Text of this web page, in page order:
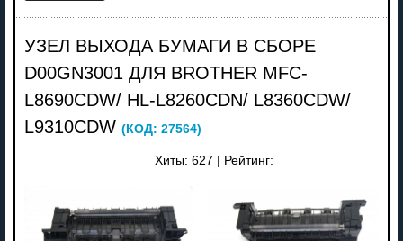
УЗЕЛ ВЫХОДА БУМАГИ В СБОРЕ
D00GN3001 ДЛЯ BROTHER MFC-
L8690CDW/ HL-L8260CDN/ L8360CDW/
L9310CDW (КОД: 27564)
Хиты: 627 Рейтинг: